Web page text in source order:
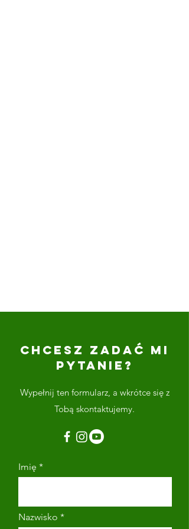
CHCESZ ZADAĆ MI
PYTANIE?
Wypełnij ten formularz, a wkrótce się z
Tobą skontaktujemy.
Imię
Nazwisko